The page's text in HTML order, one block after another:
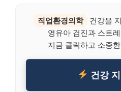
직업환경의학
건강을
영유아 검진과 스트
지금 클릭하고 소중
건강